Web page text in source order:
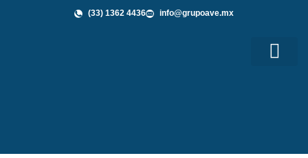
(33) 1362 4436 info@grupoave.mx